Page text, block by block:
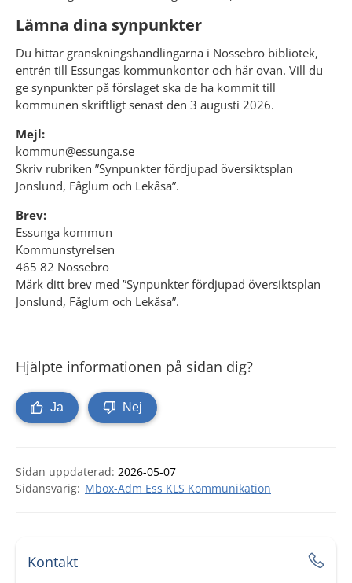
Lämna dina synpunkter
Du hittar granskningshandlingarna i Nossebro bibliotek,
entrén till Essungas kommunkontor och här ovan. Vill du
ge synpunkter på förslaget ska de ha kommit till
kommunen skriftligt senast den 3 augusti 2026.
Mejl:
kommun@essunga.se
Skriv rubriken ”Synpunkter fördjupad översiktsplan
Jonslund, Fåglum och Lekåsa”.
Brev:
Essunga kommun
Kommunstyrelsen
465 82 Nossebro
Märk ditt brev med ”Synpunkter fördjupad översiktsplan
Jonslund, Fåglum och Lekåsa”.
Hjälpte informationen på sidan dig?
Ja Nej
Sidan uppdaterad: 2026-05-07
Mbox-Adm Ess KLS Kommunikation
Kontakt